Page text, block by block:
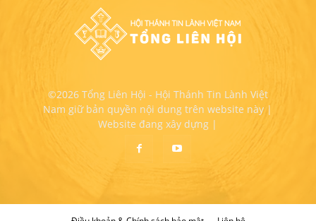
©2026 Tổng Liên Hội - Hội Thánh Tin Lành Việt
Nam giữ bản quyền nội dung trên website này |
Website đang xây dựng |